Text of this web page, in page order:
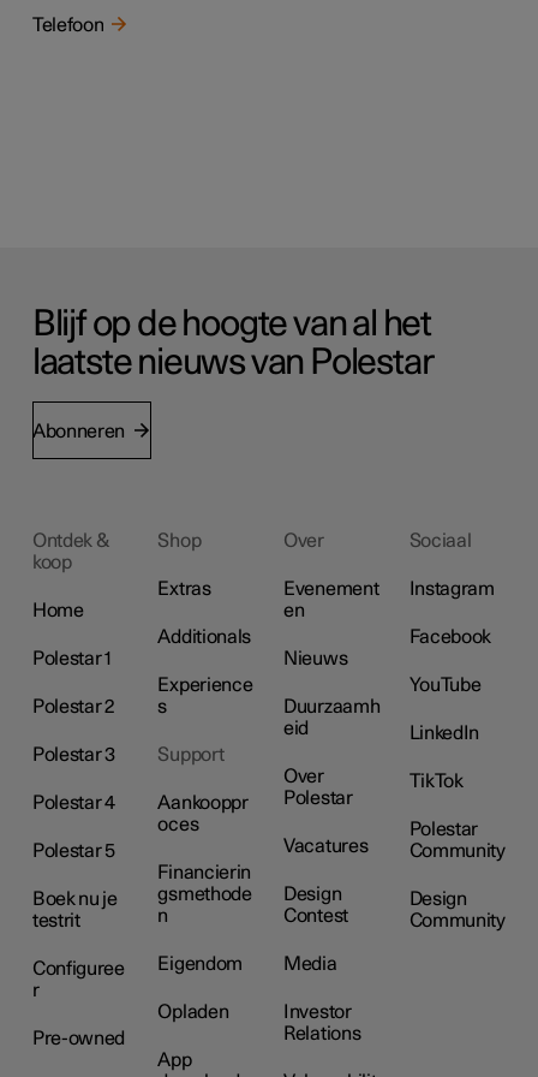
Telefoon
Blijf op de hoogte van al het
laatste nieuws van Polestar
Abonneren
Ontdek &
koop
Home
Polestar 1
Polestar 2
Polestar 3
Polestar 4
Polestar 5
Boek nu je
testrit
Configuree
r
Pre-owned
Shop
Extras
Additionals
Experience
s
Support
Aankooppr
oces
Financierin
gsmethode
n
Eigendom
Opladen
App
Over
Evenement
en
Nieuws
Duurzaamh
eid
Over
Polestar
Vacatures
Design
Contest
Media
Investor
Relations
Sociaal
Instagram
Facebook
YouTube
LinkedIn
TikTok
Polestar
Community
Design
Community